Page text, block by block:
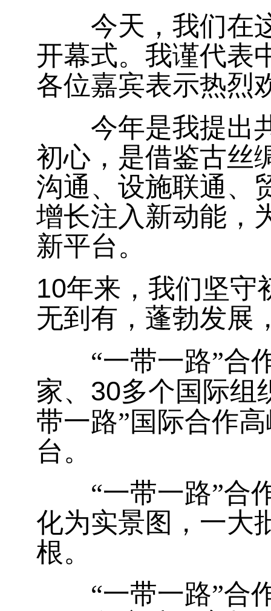
今天，我们在这
开幕式。我谨代表
各位嘉宾表示热烈
今年是我提出共
初心，是借鉴古丝
沟通、设施联通、
增长注入新动能，
新平台。
10年来，我们坚守
无到有，蓬勃发展
“一带一路”合作
家、 30多个国际组
带一路”国际合作
台。
“一带一路”合作
化为实景图，一大
根。
“一带一路”合作